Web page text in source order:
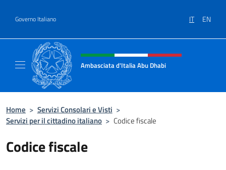
Governo Italiano IT EN
Intestazione sito, social e menù
Ambasciata d'Italia Abu Dhabi
Home > Servizi Consolari e Visti >
Servizi per il cittadino italiano > Codice fiscale
Codice fiscale